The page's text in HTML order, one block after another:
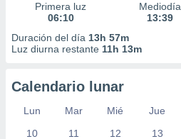
Primera luz
06:10
Mediodía
13:39
Duración del día 13h 57m
Luz diurna restante 11h 13m
Calendario lunar
Lun Mar Mié Jue
10
11 12 13